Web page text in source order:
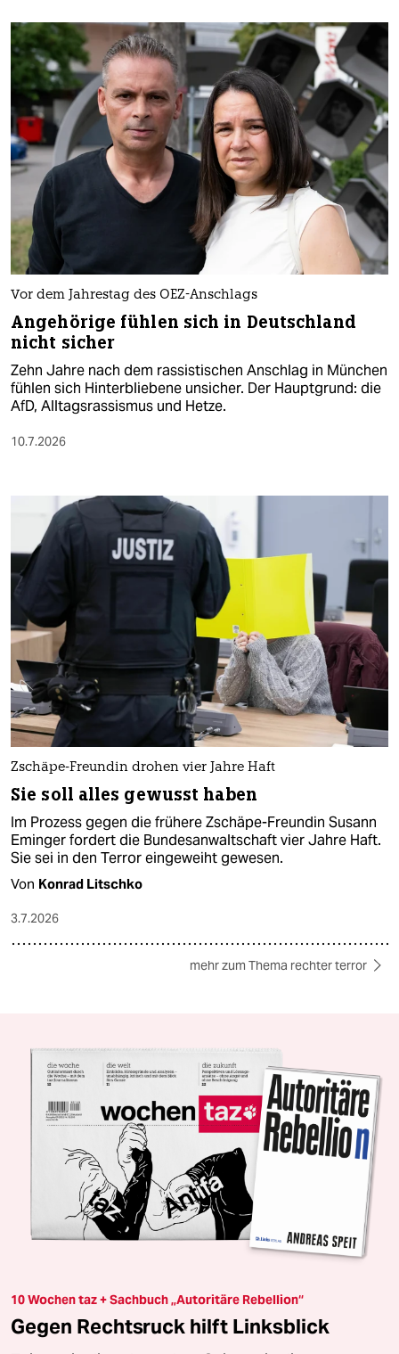
Vor dem Jahrestag des OEZ-Anschlags
Angehörige fühlen sich in Deutschland
nicht sicher
Zehn Jahre nach dem rassistischen Anschlag in München
fühlen sich Hinterbliebene unsicher. Der Hauptgrund: die
AfD, Alltagsrassismus und Hetze.
10.7.2026
Zschäpe-Freundin drohen vier Jahre Haft
Sie soll alles gewusst haben
Im Prozess gegen die frühere Zschäpe-Freundin Susann
Eminger fordert die Bundesanwaltschaft vier Jahre Haft.
Sie sei in den Terror eingeweiht gewesen.
Von Konrad Litschko
3.7.2026
mehr zum Thema rechter terror
10 Wochen taz + Sachbuch „Autoritäre Rebellion“
Gegen Rechtsruck hilft Linksblick